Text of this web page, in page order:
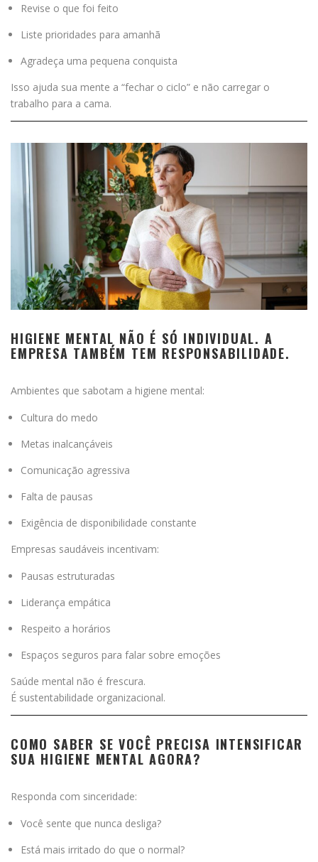
Revise o que foi feito
Liste prioridades para amanhã
Agradeça uma pequena conquista
Isso ajuda sua mente a “fechar o ciclo” e não carregar o
trabalho para a cama.
HIGIENE MENTAL NÃO É SÓ INDIVIDUAL. A
EMPRESA TAMBÉM TEM RESPONSABILIDADE.
Ambientes que sabotam a higiene mental:
Cultura do medo
Metas inalcançáveis
Comunicação agressiva
Falta de pausas
Exigência de disponibilidade constante
Empresas saudáveis incentivam:
Pausas estruturadas
Liderança empática
Respeito a horários
Espaços seguros para falar sobre emoções
Saúde mental não é frescura.
É sustentabilidade organizacional.
COMO SABER SE VOCÊ PRECISA INTENSIFICAR
SUA HIGIENE MENTAL AGORA?
Responda com sinceridade:
Você sente que nunca desliga?
Está mais irritado do que o normal?